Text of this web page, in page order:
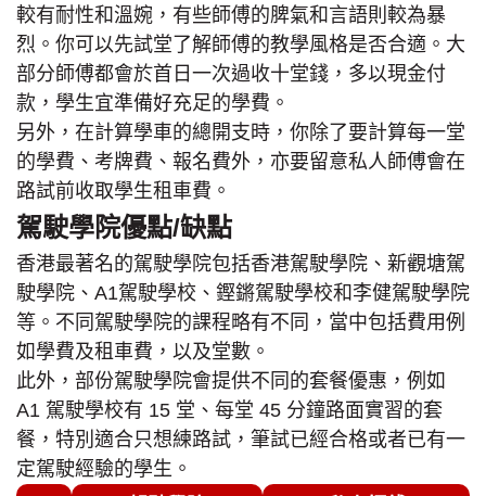
較有耐性和溫婉，有些師傅的脾氣和言語則較為暴
烈。你可以先試堂了解師傅的教學風格是否合適。大
部分師傅都會於首日一次過收十堂錢，多以現金付
款，學生宜準備好充足的學費。
另外，在計算學車的總開支時，你除了要計算每一堂
的學費、考牌費、報名費外，亦要留意私人師傅會在
路試前收取學生租車費。
駕駛學院優點/缺點
香港最著名的駕駛學院包括香港駕駛學院、新觀塘駕
駛學院、A1駕駛學校、鏗鏘駕駛學校和李健駕駛學院
等。不同駕駛學院的課程略有不同，當中包括費用例
如學費及租車費，以及堂數。
此外，部份駕駛學院會提供不同的套餐優惠，例如
A1 駕駛學校有 15 堂、每堂 45 分鐘路面實習的套
餐，特別適合只想練路試，筆試已經合格或者已有一
定駕駛經驗的學生。